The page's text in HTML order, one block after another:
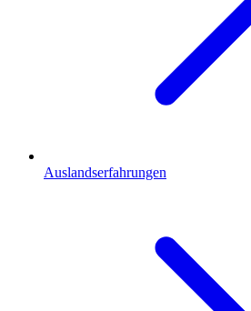
Auslandserfahrungen